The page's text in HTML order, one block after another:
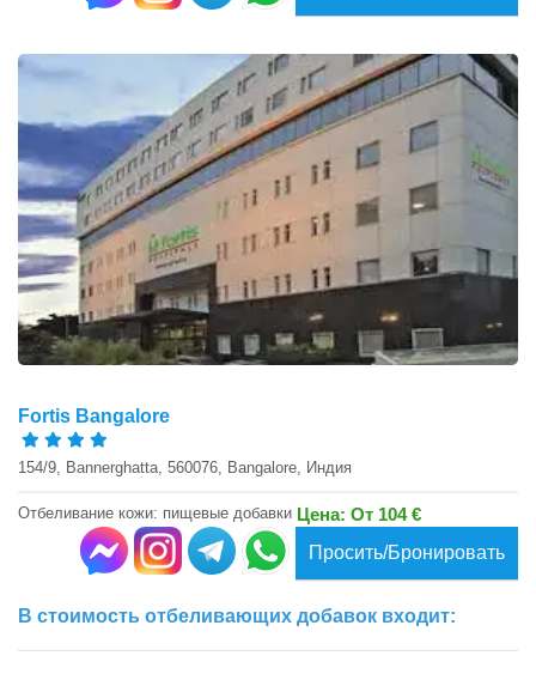
Fortis Bangalore
154/9, Bannerghatta, 560076, Bangalore, Индия
Отбеливание кожи: пищевые добавки Цена: От 104 €
Просить/Бронировать
В стоимость отбеливающих добавок входит: